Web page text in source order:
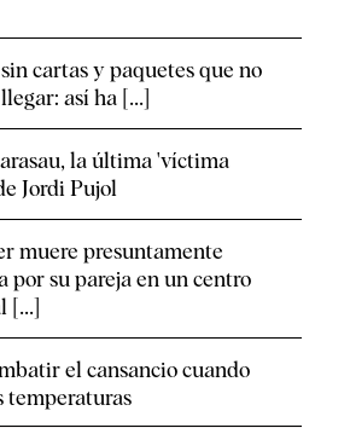
cartas y paquetes que no
así ha [...]
la última 'víctima
Jordi Pujol
muere presuntamente
por su pareja en un centro
[...]
el cansancio​ cuando
temperaturas